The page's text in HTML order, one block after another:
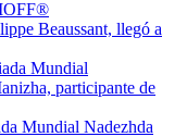
Beaussant, llegó a
Mundial
participante de
Mundial Nadezhda